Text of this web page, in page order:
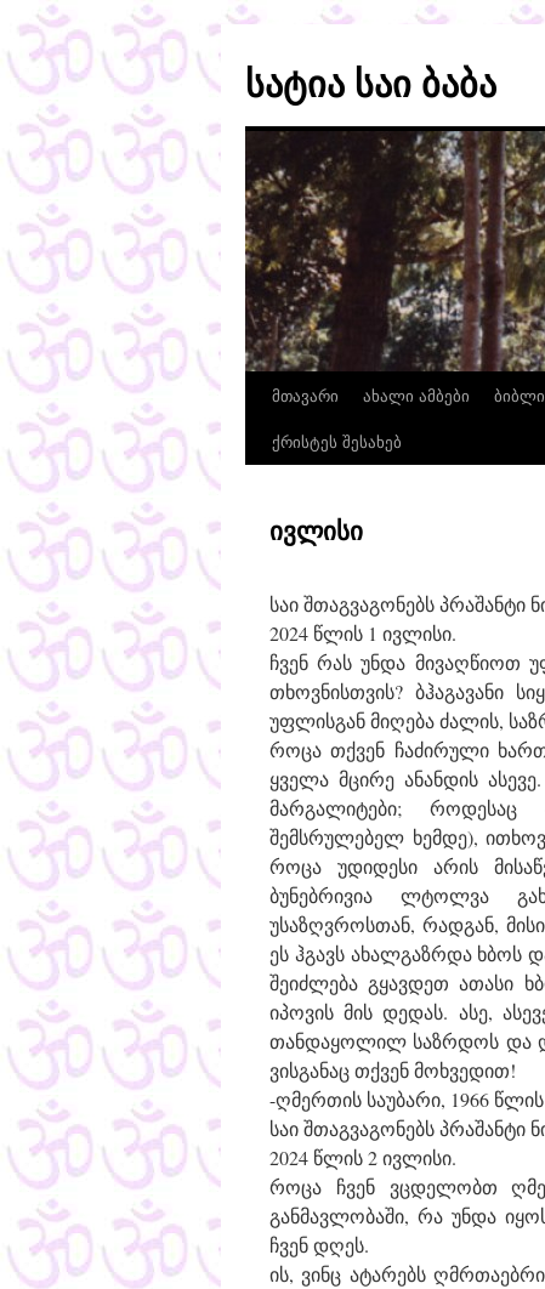
სატია საი ბაბა
მთავარი ახალი ამბები
ქრისტეს შესახებ
ივლისი
საი შთაგვაგონებს პრაშანტი
2024 წლის 1 ივლისი.
ჩვენ რას უნდა მივაღწიოთ
თხოვნისთვის? ბჰაგავანი
უფლისგან მიღება ძალის,
როცა თქვენ ჩაძირული
ყველა მცირე ანანდის
მარგალიტები; როდესაც
შემსრულებელ ხემდე),
როცა უდიდესი არის
ბუნებრივია ლტოლვა
უსაზღვროსთან, რადგან,
ეს ჰგავს ახალგაზრდა ხბოს
შეიძლება გყავდეთ ათასი
იპოვის მის დედას. ასე,
თანდაყოლილ საზრდოს და
ვისგანაც თქვენ მოხვედით!
-ღმერთის საუბარი, 1966
საი შთაგვაგონებს პრაშანტი
2024 წლის 2 ივლისი.
როცა ჩვენ ვცდელობთ
განმავლობაში, რა უნდა
ჩვენ დღეს.
ის, ვინც ატარებს